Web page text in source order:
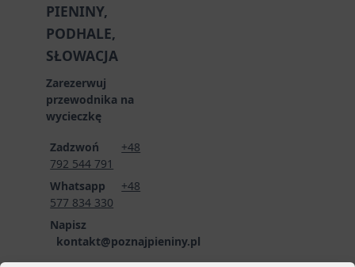
PIENINY,
PODHALE,
SŁOWACJA
Zarezerwuj
przewodnika na
wycieczkę
Zadzwoń +48
792 544 791
Whatsapp +48
577 834 330
Napisz
kontakt@poznajpieniny.pl